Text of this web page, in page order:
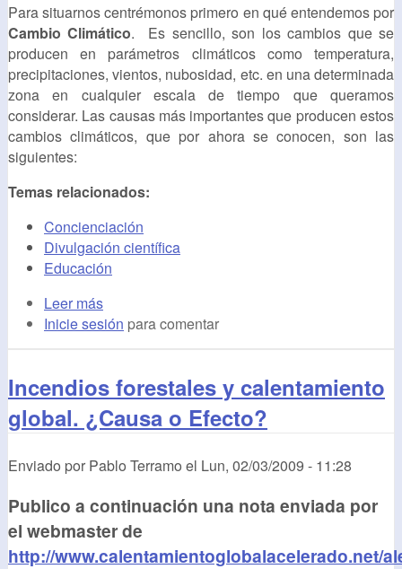
Para situarnos centrémonos primero en qué entendemos por
Cambio Climático. Es sencillo, son los cambios que se
producen en parámetros climáticos como temperatura,
precipitaciones, vientos, nubosidad, etc. en una determinada
zona en cualquier escala de tiempo que queramos
considerar. Las causas más importantes que producen estos
cambios climáticos, que por ahora se conocen, son las
siguientes:
Temas relacionados:
Concienciación
Divulgación científica
Educación
Leer más
Inicie sesión para comentar
Incendios forestales y calentamiento
global. ¿Causa o Efecto?
Enviado por Pablo Terramo el Lun, 02/03/2009 - 11:28
Publico a continuación una nota enviada por
el webmaster de
http://www.calentamientoglobalacelerado.net/